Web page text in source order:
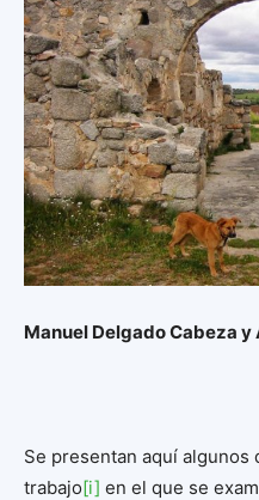
Manuel Delgado Cabeza y
Se presentan aquí algunos
trabajo[i] en el que se